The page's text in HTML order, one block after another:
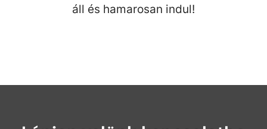
áll és hamarosan indul!